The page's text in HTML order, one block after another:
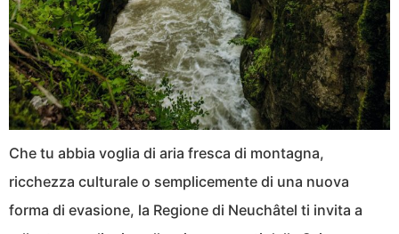
Che tu abbia voglia di aria fresca di montagna,
ricchezza culturale o semplicemente di una nuova
forma di evasione, la Regione di Neuchâtel ti invita a